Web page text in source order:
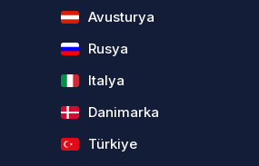
Avusturya
Rusya
Italya
Danimarka
Türkiye